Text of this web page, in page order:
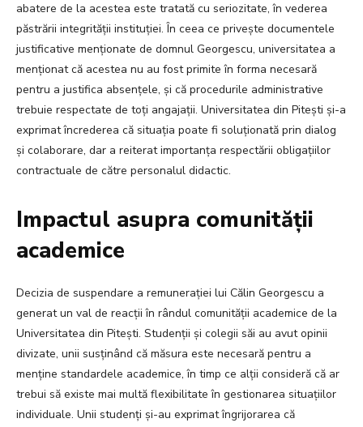
abatere de la acestea este tratată cu seriozitate, în vederea
păstrării integrității instituției. În ceea ce privește documentele
justificative menționate de domnul Georgescu, universitatea a
menționat că acestea nu au fost primite în forma necesară
pentru a justifica absențele, și că procedurile administrative
trebuie respectate de toți angajații. Universitatea din Pitești și-a
exprimat încrederea că situația poate fi soluționată prin dialog
și colaborare, dar a reiterat importanța respectării obligațiilor
contractuale de către personalul didactic.
Impactul asupra comunității
academice
Decizia de suspendare a remunerației lui Călin Georgescu a
generat un val de reacții în rândul comunității academice de la
Universitatea din Pitești. Studenții și colegii săi au avut opinii
divizate, unii susținând că măsura este necesară pentru a
menține standardele academice, în timp ce alții consideră că ar
trebui să existe mai multă flexibilitate în gestionarea situațiilor
individuale. Unii studenți și-au exprimat îngrijorarea că